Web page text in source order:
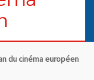
du cinéma européen